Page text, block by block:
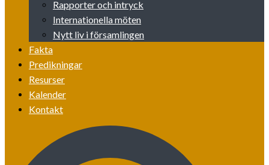
Rapporter och intryck
Internationella möten
Nytt liv i församlingen
Fakta
Predikningar
Resurser
Kalender
Kontakt